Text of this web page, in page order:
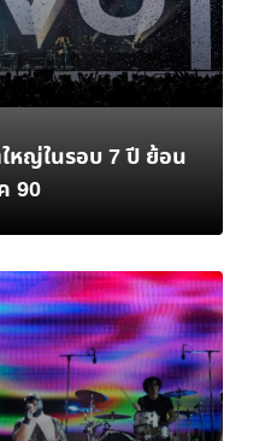
หญ่ในรอบ 7 ปี ย้อน
90